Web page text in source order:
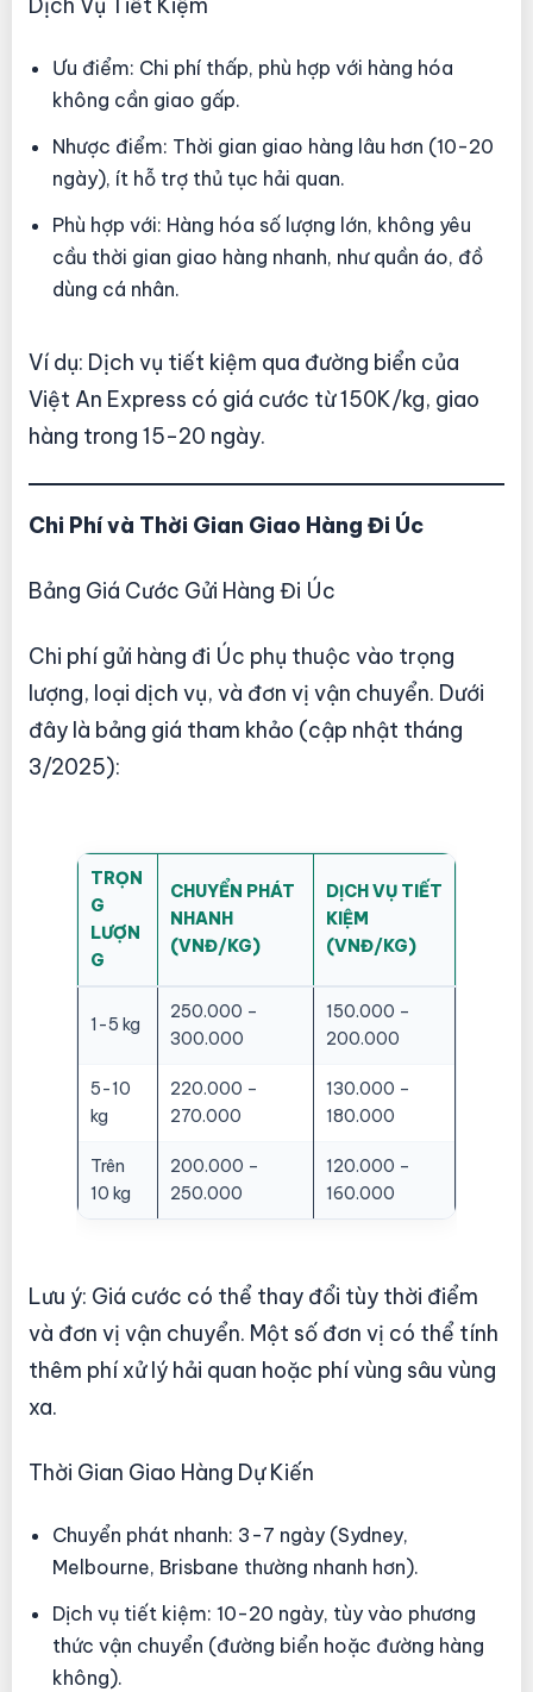
Dịch Vụ Tiết Kiệm
Ưu điểm: Chi phí thấp, phù hợp với hàng hóa
không cần giao gấp.
Nhược điểm: Thời gian giao hàng lâu hơn (10-20
ngày), ít hỗ trợ thủ tục hải quan.
Phù hợp với: Hàng hóa số lượng lớn, không yêu
cầu thời gian giao hàng nhanh, như quần áo, đồ
dùng cá nhân.
Ví dụ: Dịch vụ tiết kiệm qua đường biển của
Việt An Express có giá cước từ 150K/kg, giao
hàng trong 15-20 ngày.
Chi Phí và Thời Gian Giao Hàng Đi Úc
Bảng Giá Cước Gửi Hàng Đi Úc
Chi phí gửi hàng đi Úc phụ thuộc vào trọng
lượng, loại dịch vụ, và đơn vị vận chuyển. Dưới
đây là bảng giá tham khảo (cập nhật tháng
3/2025):
TRỌN
G
LƯỢN
G
CHUYỂN PHÁT
NHANH
(VNĐ/KG)
DỊCH VỤ TIẾT
KIỆM
(VNĐ/KG)
1-5 kg
250.000 –
300.000
150.000 –
200.000
5-10
kg
220.000 –
270.000
130.000 –
180.000
Trên
10 kg
200.000 –
250.000
120.000 –
160.000
Lưu ý: Giá cước có thể thay đổi tùy thời điểm
và đơn vị vận chuyển. Một số đơn vị có thể tính
thêm phí xử lý hải quan hoặc phí vùng sâu vùng
xa.
Thời Gian Giao Hàng Dự Kiến
Chuyển phát nhanh: 3-7 ngày (Sydney,
Melbourne, Brisbane thường nhanh hơn).
Dịch vụ tiết kiệm: 10-20 ngày, tùy vào phương
thức vận chuyển (đường biển hoặc đường hàng
không).